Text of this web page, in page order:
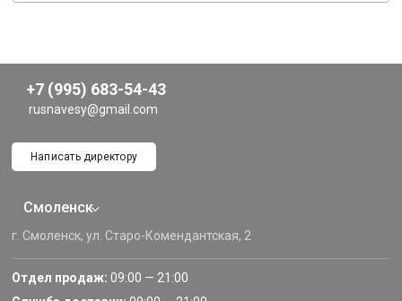
+7 (995) 683-54-43
rusnavesy@gmail.com
Написать директору
Смоленск
г. Смоленск, ул. Старо-Комендантская, 2
Отдел продаж: 09:00 — 21:00